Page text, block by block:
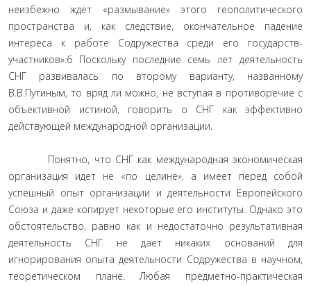
неизбежно ждёт «размывание» этого геополитического
пространства и, как следствие, окончательное падение
интереса к работе Содружества среди его государств-
участников».6 Поскольку последние семь лет деятельность
СНГ развивалась по второму варианту, названному
В.В.Путиным, то вряд ли можно, не вступая в противоречие с
объективной истиной, говорить о СНГ как эффективно
действующей международной организации.
Понятно, что СНГ как международная экономическая
организация идет не «по целине», а имеет перед собой
успешный опыт организации и деятельности Европейского
Союза и даже копирует некоторые его институты. Однако это
обстоятельство, равно как и недостаточно результативная
деятельность СНГ не дает никаких оснований для
игнорирования опыта деятельности Содружества в научном,
теоретическом плане. Любая предметно-практическая